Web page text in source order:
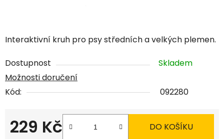
Interaktivní kruh pro psy středních a velkých plemen.
Dostupnost
Skladem
Možnosti doručení
Kód:
092280
229 Kč DO KOŠÍKU